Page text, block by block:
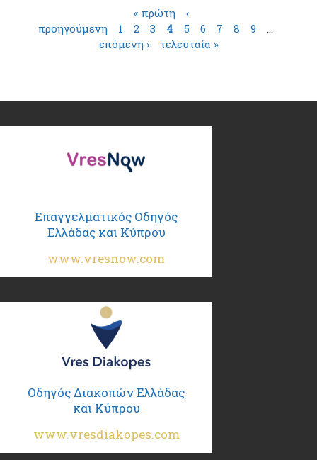
« πρώτη
‹
προηγούμενη
1 2 3 4 5 6 7 8 9
επόμενη ›
τελευταία »
Επαγγελματικός Οδηγός
Ελλάδας και Κύπρου
www.vresnow.com
Οδηγός Διακοπών Ελλάδας
και Κύπρου
www.vresdiakopes.com